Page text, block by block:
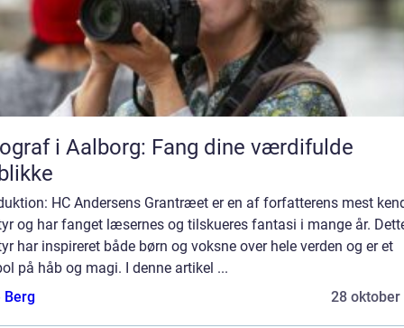
i Aalborg: Fang dine værdifulde
HC Andersens Grantræet er en af forfatterens mest
og har fanget læsernes og tilskueres fantasi i mange år.
har inspireret både børn og voksne over hele verden og er et
på håb og magi. I denne artikel ...
Berg
28 oktober